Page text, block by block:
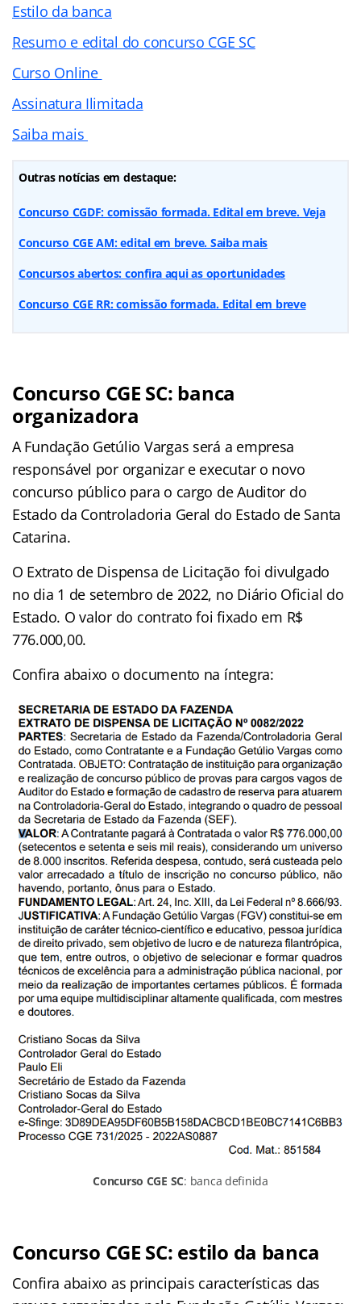
Estilo da banca
Resumo e edital do concurso CGE SC
Curso Online
Assinatura Ilimitada
Saiba mais
Outras notícias em destaque:
Concurso CGDF: comissão formada. Edital em breve. Veja
Concurso CGE AM: edital em breve. Saiba mais
Concursos abertos: confira aqui as oportunidades
Concurso CGE RR: comissão formada. Edital em breve
Concurso CGE SC: banca
organizadora
A Fundação Getúlio Vargas será a empresa
responsável por organizar e executar o novo
concurso público para o cargo de Auditor do
Estado da Controladoria Geral do Estado de Santa
Catarina.
O Extrato de Dispensa de Licitação foi divulgado
no dia 1 de setembro de 2022, no Diário Oficial do
Estado. O valor do contrato foi fixado em R$
776.000,00.
Confira abaixo o documento na íntegra:
Concurso CGE SC: banca definida
Concurso CGE SC: estilo da banca
Confira abaixo as principais características das